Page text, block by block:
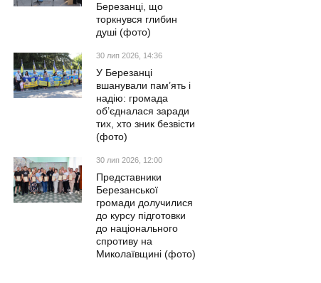
Березанці, що
торкнувся глибин
душі (фото)
30 лип 2026, 14:36
У Березанці
вшанували пам’ять і
надію: громада
об’єдналася заради
тих, хто зник безвісти
(фото)
30 лип 2026, 12:00
Представники
Березанської
громади долучилися
до курсу підготовки
до національного
спротиву на
Миколаївщині (фото)